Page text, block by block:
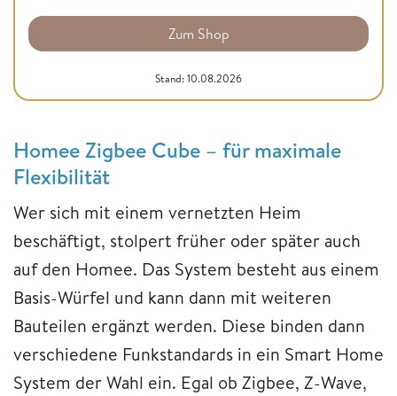
Zum Shop
Stand: 10.08.2026
Homee Zigbee Cube – für maximale
Flexibilität
Wer sich mit einem vernetzten Heim
beschäftigt, stolpert früher oder später auch
auf den Homee. Das System besteht aus einem
Basis-Würfel und kann dann mit weiteren
Bauteilen ergänzt werden. Diese binden dann
verschiedene Funkstandards in ein Smart Home
System der Wahl ein. Egal ob Zigbee, Z-Wave,